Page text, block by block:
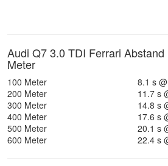
Audi Q7 3.0 TDI Ferrari
Meter
100 Meter
8.1 s
200 Meter
11.7 s
300 Meter
14.8 s
400 Meter
17.6 s
500 Meter
20.1 s
600 Meter
22.4 s